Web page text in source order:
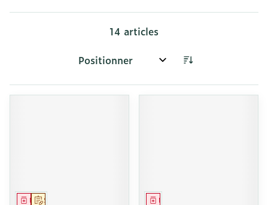
14 articles
Trier par:
Sur prescription
Médicament Médicament